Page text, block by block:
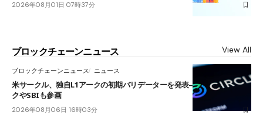
2026年08月01日 07時37分
ブロックチェーンニュース View All
ブロックチェーンニュース ニュース
米サークル、独自L1アークの初期バリデーターを発表――ブラックロッ
クやSBIも参画
2026年08月06日 16時03分